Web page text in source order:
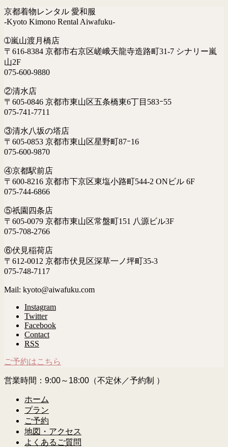
京都着物レンタル 愛和服
-Kyoto Kimono Rental Aiwafuku-
➀嵐山渡月橋店
〒616-8384 京都市右京区嵯峨天龍寺造路町31-7 シナリー嵐
山2F
075-600-9880
②清水店
〒605-0846 京都市東山区五条橋東6丁目583ｰ55
075-741-7711
③清水八坂の塔店
〒605-0853 京都市東山区星野町87ｰ16
075-600-9870
④京都駅前店
〒600-8216 京都市下京区東塩小路町544-2 ONビル 6F
075-744-6866
⑤祇園四条店
〒605-0079 京都市東山区常盤町151 八源ビル3F
075-708-2766
⑥伏見稲荷店
〒612-0012 京都市伏見区深草一ノ坪町35-3
075-748-7117
Mail: kyoto@aiwafuku.com
Instagram
Twitter
Facebook
Contact
RSS
ご予約はこちら
営業時間：9:00～18:00（不定休／予約制 ）
ホーム
プラン
ご予約
地図・アクセス
よくあるご質問